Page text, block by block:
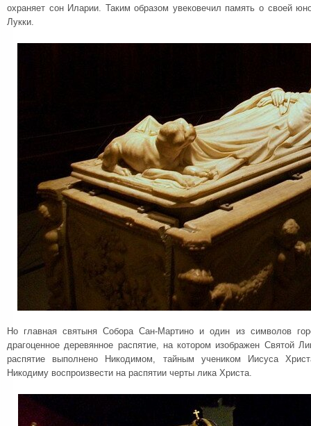
охраняет сон Иларии. Таким образом увековечил память о своей
Лукки.
Но главная святыня Собора Сан-Мартино и один из символов
драгоценное деревянное распятие, на котором изображен Святой
распятие выполнено Никодимом, тайным учеником Иисуса
Никодиму воспроизвести на распятии черты лика Христа.